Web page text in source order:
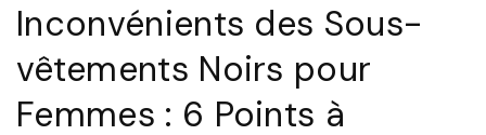
Inconvénients des Sous-
vêtements Noirs pour
Femmes : 6 Points à